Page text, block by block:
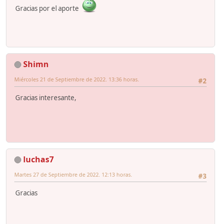
Gracias por el aporte
Shimn
#2
Miércoles 21 de Septiembre de 2022. 13:36 horas.
Gracias interesante,
luchas7
#3
Martes 27 de Septiembre de 2022. 12:13 horas.
Gracias